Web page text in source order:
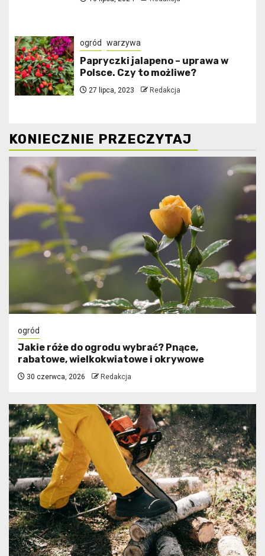
ogród warzywa
Papryczki jalapeno – uprawa w
Polsce. Czy to możliwe?
27 lipca, 2023 Redakcja
KONIECZNIE PRZECZYTAJ
ogród
Jakie róże do ogrodu wybrać? Pnące,
rabatowe, wielkokwiatowe i okrywowe
30 czerwca, 2026 Redakcja